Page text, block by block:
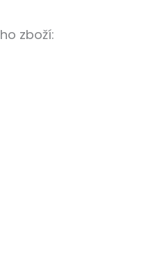
zboží: